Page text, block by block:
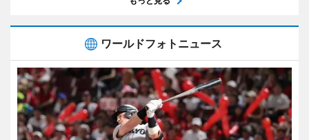
ワールドフォトニュース